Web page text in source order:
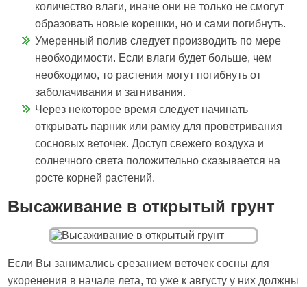
количество влаги, иначе они не только не смогут
образовать новые корешки, но и сами погибнуть.
Умеренный полив следует производить по мере
необходимости. Если влаги будет больше, чем
необходимо, то растения могут погибнуть от
заболачивания и загнивания.
Через некоторое время следует начинать
открывать парник или рамку для проветривания
сосновых веточек. Доступ свежего воздуха и
солнечного света положительно сказывается на
росте корней растений.
Высаживание в открытый грунт
Если Вы занимались срезанием веточек сосны для
укоренения в начале лета, то уже к августу у них должны